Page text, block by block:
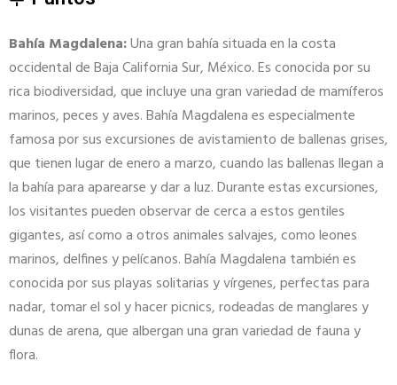
Bahía Magdalena:Una gran bahía situada en la costa
occidental de Baja California Sur, México. Es conocida por su
rica biodiversidad, que incluye una gran variedad de mamíferos
marinos, peces y aves. Bahía Magdalena es especialmente
famosa por sus excursiones de avistamiento de ballenas grises,
que tienen lugar de enero a marzo, cuando las ballenas llegan a
la bahía para aparearse y dar a luz. Durante estas excursiones,
los visitantes pueden observar de cerca a estos gentiles
gigantes, así como a otros animales salvajes, como leones
marinos, delfines y pelícanos. Bahía Magdalena también es
conocida por sus playas solitarias y vírgenes, perfectas para
nadar, tomar el sol y hacer picnics, rodeadas de manglares y
dunas de arena, que albergan una gran variedad de fauna y
flora.